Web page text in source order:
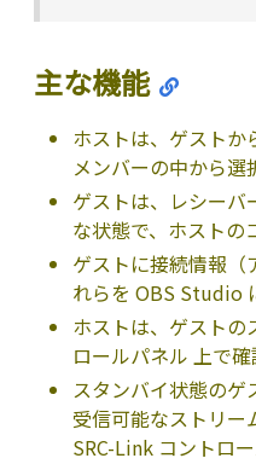
主な機能
ホストは、ゲストか
メンバーの中から選
ゲストは、レシーバ
な状態で、ホストの
ゲストに接続情報（
れらを OBS Studio
ホストは、ゲストの
ロールパネル 上で確
スタンバイ状態のゲ
受信可能なストリー
SRC-Link コントロ